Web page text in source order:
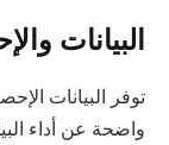
البيانات
توفر البيانات
واضحة عن أداء